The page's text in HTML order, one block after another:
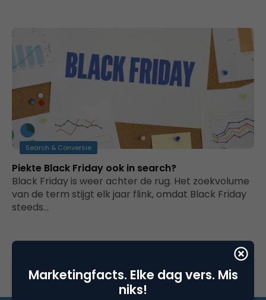
Search & Conversie
Piekte Black Friday ook in search?
Black Friday is weer achter de rug. Het zoekvolume
van de term stijgt elk jaar flink, omdat Black Friday
steeds…
Marketingfacts. Elke dag vers. Mis
niks!